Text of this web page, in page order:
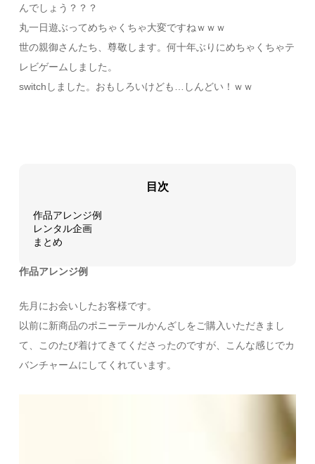
んでしょう？？？
丸一日遊ぶってめちゃくちゃ大変ですねｗｗｗ
世の親御さんたち、尊敬します。何十年ぶりにめちゃくちゃテ
レビゲームしました。
switchしました。おもしろいけども…しんどい！ｗｗ
目次
作品アレンジ例
レンタル企画
まとめ
作品アレンジ例
先月にお会いしたお客様です。
以前に新商品のポニーテールかんざしをご購入いただきまし
て、このたび着けてきてくださったのですが、こんな感じでカ
バンチャームにしてくれています。